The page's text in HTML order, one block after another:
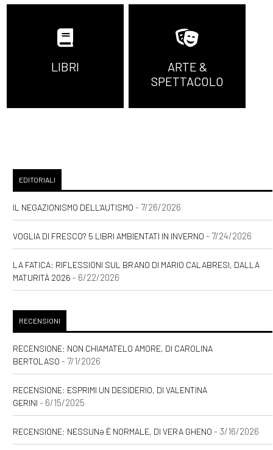
Luglio 2021
[19]
Virtuosismi da
imbianchino, di Loris
Grassulini: incipit
Giugno 2021
[14]Wallis Simpson. Una sola
debolezza, di Elena Mora:
incipit
Maggio 2021
[31]Colette. Un sogno
audace, di Nicoletta Sipos:
incipit
[24]Luce innaturale, di
Nicole Tinazzi: incipit
LIBRI
ARTE &
SPETTACOLO
EDITORIALI
IL NEGAZIONISMO DELL'AUTISMO - 7/26/2026
VOGLIA DI FRESCO? 5 LIBRI AMBIENTATI IN INVERNO - 7/24/2026
LA FATICA: RIFLESSIONI SUL BRANO DI MARIO CALABRESI, DALLA
MATURITÀ 2026 - 6/22/2026
RECENSIONI
RECENSIONE: NON CHIAMATELO AMORE, DI CAROLINA
BERTOLASO - 7/1/2026
RECENSIONE: ESPRIMI UN DESIDERIO, DI VALENTINA
GERINI - 6/15/2025
RECENSIONE: NESSUNƏ È NORMALE, DI VERA GHENO - 3/16/2026